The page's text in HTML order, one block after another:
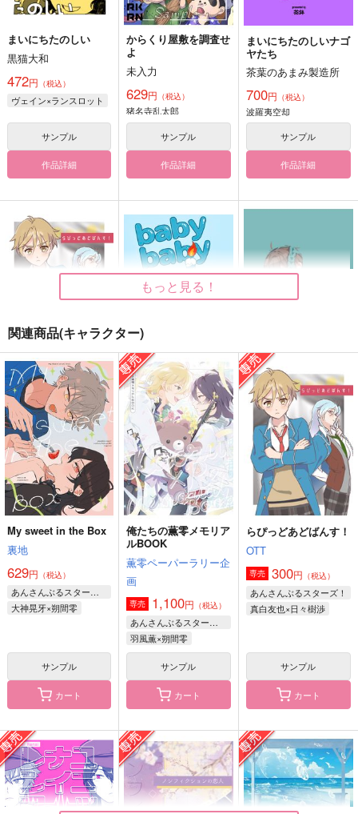
まいにちたのしい
黒猫大和
472円 （税込）
ヴェイン×ランスロット
サンプル
作品詳細
からくり屋敷を調査せ
よ
未入力
629円 （税込）
猪名寺乱太郎
サンプル
作品詳細
まいにちたのしいナゴ
ヤたち
茶葉のあまみ製造所
700円 （税込）
波羅夷空却
サンプル
作品詳細
らぴっどあどばんす！
OTT
300円（税込）
真白友也×日々樹渉
サンプル
作品詳細
baby baby
ジュラ紀
472 円（税込）
日々樹渉×天祥院英智
サンプル
作品詳細
まくあい
駒込
629円（税込）
真白友也×日々樹渉
サンプル
作品詳細
その全部が思い出の味
ブレイクタイム
572円（税込）
氷鷹北斗×日々樹渉
サンプル
The Way We Touch
チョコと唐辛子
1,320円（税込）
真白友也×日々樹渉
サンプル
Confettis2
Cotton Candy
2,357円（税込）
日々樹渉×天祥院英智
サンプル
もっと見る！
関連商品(キャラクター)
My sweet in the Box
裏地
629円 （税込）
あんさんぶるスターズ！
大神晃牙×朔間零
サンプル
カート
俺たちの薫零メモリア
ルBOOK
薫零ペーパーラリー企
画
専売 1,100円 （税込）
あんさんぶるスターズ！
羽風薫×朔間零
サンプル
カート
らぴっどあどばんす！
OTT
専売 300円 （税込）
あんさんぶるスターズ！
真白友也×日々樹渉
サンプル
カート